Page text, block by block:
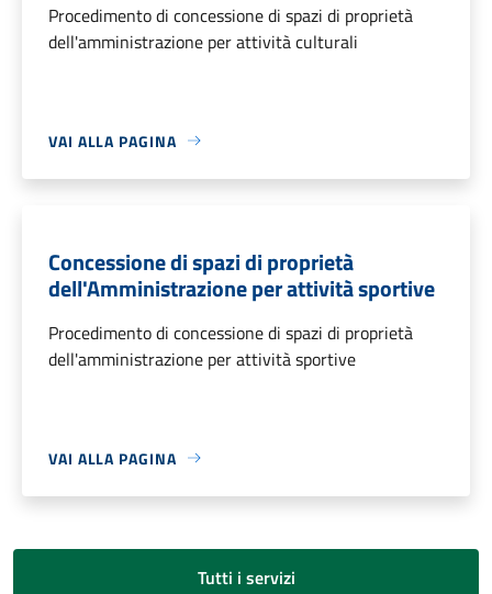
Procedimento di concessione di spazi di proprietà
dell'amministrazione per attività culturali
VAI ALLA PAGINA
Concessione di spazi di proprietà
dell'Amministrazione per attività sportive
Procedimento di concessione di spazi di proprietà
dell'amministrazione per attività sportive
VAI ALLA PAGINA
Tutti i servizi